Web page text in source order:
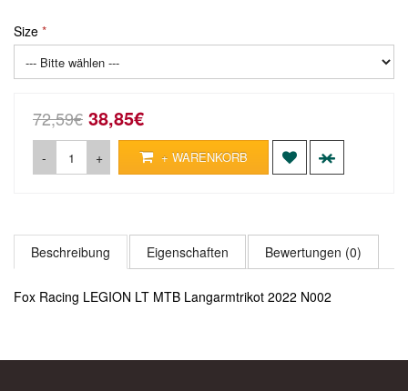
Size
72,59€ 38,85€
- + + WARENKORB
Beschreibung Eigenschaften Bewertungen (0)
Fox Racing LEGION LT MTB Langarmtrikot 2022 N002